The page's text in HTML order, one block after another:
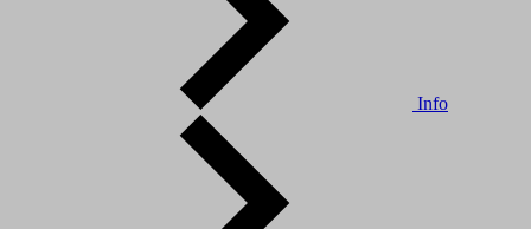
Info